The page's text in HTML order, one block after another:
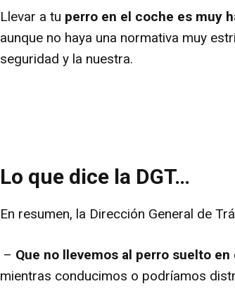
Llevar a tu perro en el coche es muy
aunque no haya una normativa muy
seguridad y la nuestra.
Lo que dice la DGT…
En resumen, la Dirección General de
– Que no llevemos al perro suelto en
mientras conducimos o podríamos